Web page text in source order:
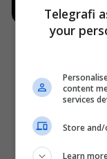
Telegrafi
your
content
services
Store
Learn